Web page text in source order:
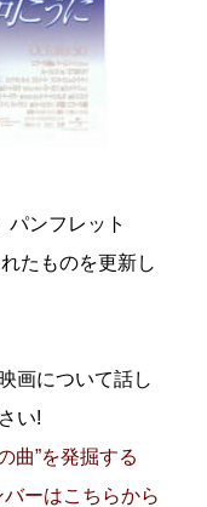
パンフレット
たものを更新し
画について話し
い!
曲”を発掘する
ーはこちらから